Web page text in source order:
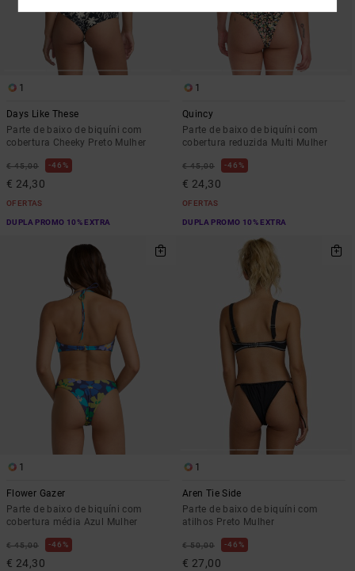
1
Days Like These
Parte de baixo de biquíni com
cobertura Cheeky Preto Mulher
€ 45,00 46%
€ 24,30
OFERTAS
DUPLA PROMO 10% EXTRA
1
Quincy
Parte de baixo de biquíni com
cobertura reduzida Multi Mulher
€ 45,00 46%
€ 24,30
OFERTAS
DUPLA PROMO 10% EXTRA
1
Flower Gazer
Parte de baixo de biquíni com
cobertura média Azul Mulher
€ 45,00 46%
€ 24,30
1
Aren Tie Side
Parte de baixo de biquíni com
atilhos Preto Mulher
€ 50,00 46%
€ 27,00